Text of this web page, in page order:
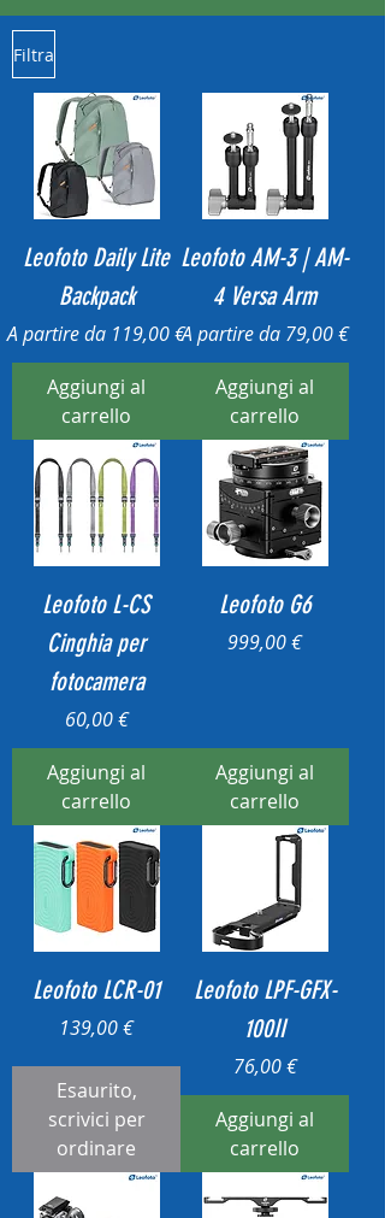
Filtra
Leofoto Daily Lite
Backpack
A partire da 119,00 €
Prezzo scontato
Aggiungi al
carrello
Leofoto AM-3 | AM-
4 Versa Arm
A partire da 79,00 €
Prezzo scontato
Aggiungi al
carrello
Leofoto L-CS
Cinghia per
fotocamera
Prezzo
60,00 €
Aggiungi al
carrello
Leofoto G6
Prezzo
999,00 €
Aggiungi al
carrello
Leofoto LCR-01
Prezzo
139,00 €
Esaurito,
scrivici per
ordinare
Leofoto LPF-GFX-
100II
Prezzo
76,00 €
Aggiungi al
carrello